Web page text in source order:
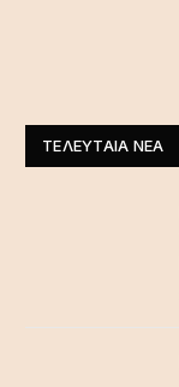
ΤΕΛΕΥΤΑΊΑ ΝΈΑ